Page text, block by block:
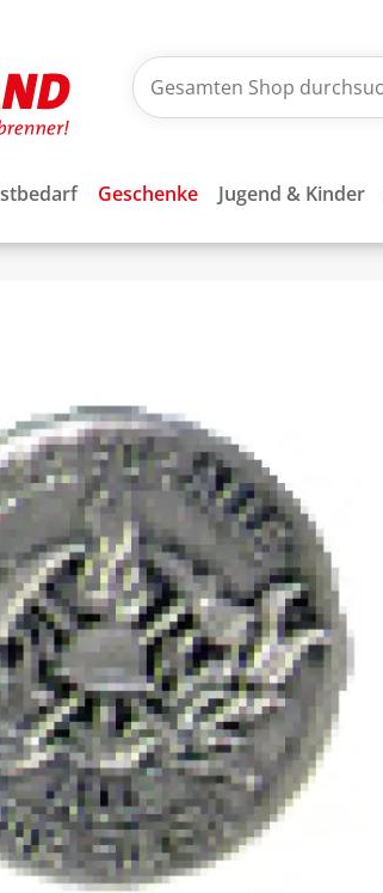
Geschenke Jugend & Kinder